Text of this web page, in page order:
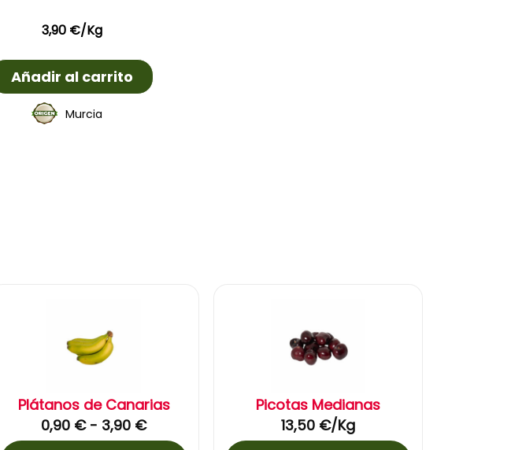
3,90 €/Kg
Añadir al carrito
Murcia
Plátanos de Canarias
0,90 € - 3,90 €
Picotas Medianas
13,50 €/Kg